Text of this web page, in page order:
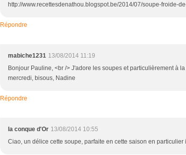
http://www.recettesdenathou.blogspot.be/2014/07/soupe-froide-
Répondre
mabiche1231 13/08/2014 11:19
Bonjour Pauline, <br /> J'adore les soupes et particulièrement à
mercredi, bisous, Nadine
Répondre
la conque d'Or 13/08/2014 10:55
Ciao, un délice cette soupe, parfaite en cette saison en particulier